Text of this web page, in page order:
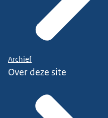
Archief
Over deze site